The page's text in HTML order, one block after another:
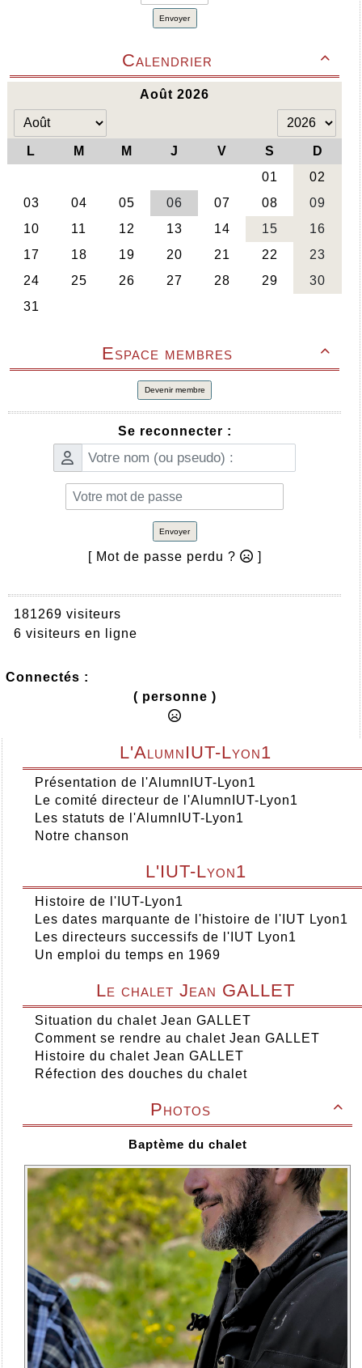
Envoyer

Calendrier

Espace membres
Devenir membre
Se reconnecter :
Envoyer
[ Mot de passe perdu ? ]
181269 visiteurs
6 visiteurs en ligne
Connectés :
( personne )
L'AlumnIUT-Lyon1
Présentation de l'AlumnIUT-Lyon1
Le comité directeur de l'AlumnIUT-Lyon1
Les statuts de l'AlumnIUT-Lyon1
Notre chanson
L'IUT-Lyon1
Histoire de l'IUT-Lyon1
Les dates marquante de l'histoire de l'IUT Lyon1
Les directeurs successifs de l'IUT Lyon1
Un emploi du temps en 1969
Le chalet Jean GALLET
Situation du chalet Jean GALLET
Comment se rendre au chalet Jean GALLET
Histoire du chalet Jean GALLET
Réfection des douches du chalet

Photos
Baptème du chalet